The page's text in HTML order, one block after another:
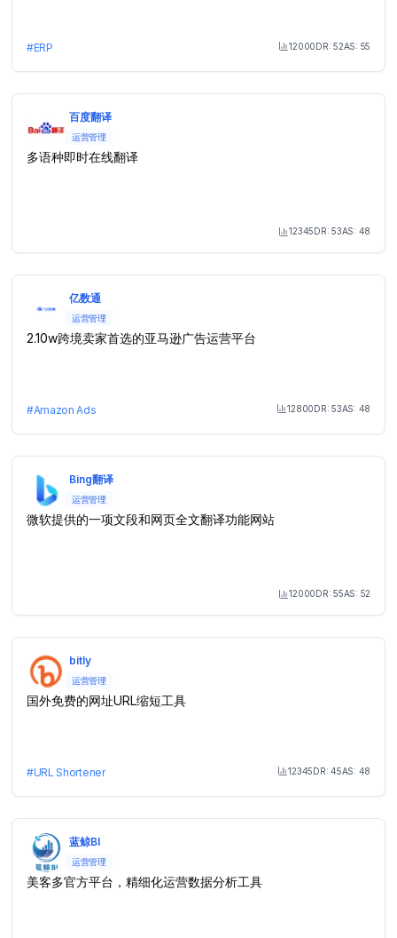
#ERP Month Visit
12000DR:52AS: 55
百度翻译
运营管理
多语种即时在线翻译
Month Visit
12345DR:53AS: 48
亿数通
运营管理
2.10w跨境卖家首选的亚马逊广告运营平台
#Amazon Ads Month Visit
12800DR:53AS: 48
Bing翻译
运营管理
微软提供的一项文段和网页全文翻译功能网站
Month Visit
12000DR:55AS: 52
bitly
运营管理
国外免费的网址URL缩短工具
#URL Shortener Month Visit
12345DR:45AS: 48
蓝鲸BI
运营管理
美客多官方平台，精细化运营数据分析工具